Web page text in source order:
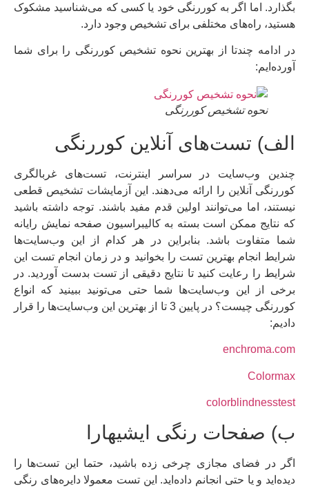
بگذارد. اما اگر به کوررنگی خود یا کسی که می‌شناسید مشکوک
هستید، راه‌های مختلفی برای تشخیص وجود دارد.
در ادامه چندتا از بهترین نحوه تشخیص کوررنگی را برای شما
آورده‌ایم:
نحوه تشخیص کوررنگی
الف) تست‌های آنلاین کوررنگی
چندین وب‌سایت در سراسر اینترنت، تست‌های غربالگری
کوررنگی آنلاین را ارائه می‌دهند. این آزمایشات تشخیص قطعی
نیستند، اما می‌توانند اولین قدم مفید باشند. توجه داشته باشید
که نتایج ممکن است بسته به کالیبراسیون صفحه نمایش رایانه
شما متفاوت باشد. بنابراین در هر کدام از این وب‌سایت‌ها
شرایط انجام بهترین تست را بخوانید و در زمان انجام تست این
شرایط را رعایت کنید تا نتایج دقیقی از تست بدست آوردید. در
برخی از این وب‌سایت‌ها شما حتی می‌تونید ببینید که انواع
کوررنگی چیست؟ در پایین 3 تا از بهترین این وب‌سایت‎‌ها را قرار
دادیم:
enchroma.com
Colormax
colorblindnesstest
ب) صفحات رنگی ایشیهارا
اگر در فضای مجازی چرخی زده باشید، حتما این تست‌ها را
دیده‌اید و یا حتی انجانم داده‌اید. این تست معمولا دایره‌های رنگی